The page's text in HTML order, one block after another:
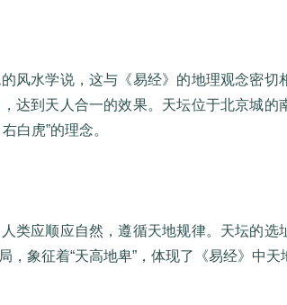
风水学说，这与《易经》的地理观念密切
达到天人合一的效果。天坛位于北京城的
白虎”的理念。
类应顺应自然，遵循天地规律。天坛的选
，象征着“天高地卑”，体现了《易经》中